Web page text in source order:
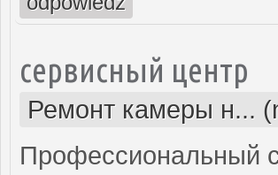
сервисный центр
Ремонт камеры н...
Профессиональный